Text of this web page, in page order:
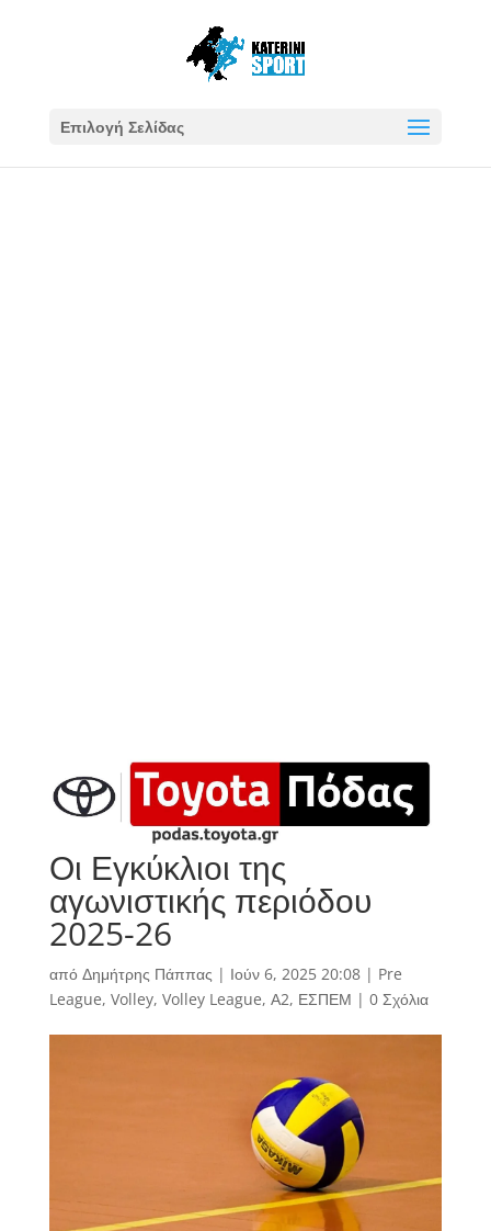
Επιλογή Σελίδας
Οι Εγκύκλιοι της
αγωνιστικής περιόδου
2025-26
από Δημήτρης Πάππας | Ιούν 6, 2025 20:08| Pre
League, Volley, Volley League, Α2, ΕΣΠΕΜ | 0 Σχόλια